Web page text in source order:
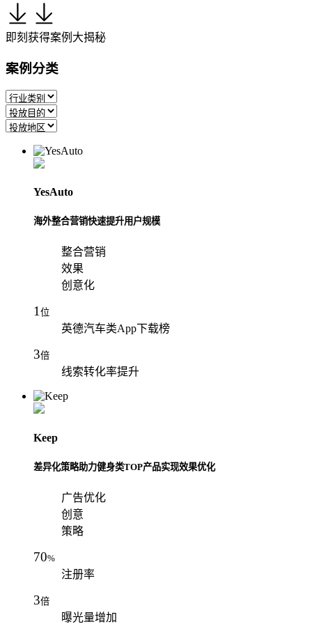
即刻获得案例大揭秘
案例分类
YesAuto
海外整合营销快速提升用户规模
整合营销
效果
创意化
1位
英德汽车类App下载榜
3倍
线索转化率提升
Keep
差异化策略助力健身类TOP产品实现效果优化
广告优化
创意
策略
70%
注册率
3倍
曝光量增加